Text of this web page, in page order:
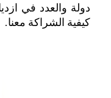
دولة والعدد في
كيفية الشراكة معنا.